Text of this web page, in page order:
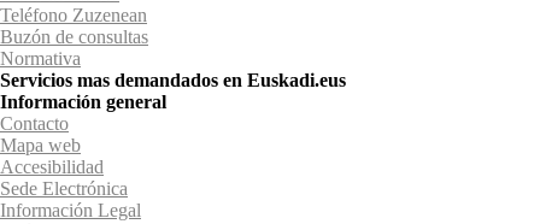
Teléfono Zuzenean
Buzón de consultas
Normativa
Servicios mas demandados en Euskadi.eus
Información general
Contacto
Mapa web
Accesibilidad
Sede Electrónica
Información Legal